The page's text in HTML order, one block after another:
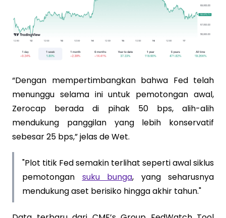
“Dengan mempertimbangkan bahwa Fed telah
menunggu selama ini untuk pemotongan awal,
Zerocap berada di pihak 50 bps, alih-alih
mendukung panggilan yang lebih konservatif
sebesar 25 bps,” jelas de Wet.
"Plot titik Fed semakin terlihat seperti awal siklus
pemotongan suku bunga, yang seharusnya
mendukung aset berisiko hingga akhir tahun."